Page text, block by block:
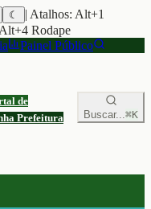
☾
| Atalhos: Alt+1
Rodape
Painel Público
de
Prefeitura Buscar...⌘K